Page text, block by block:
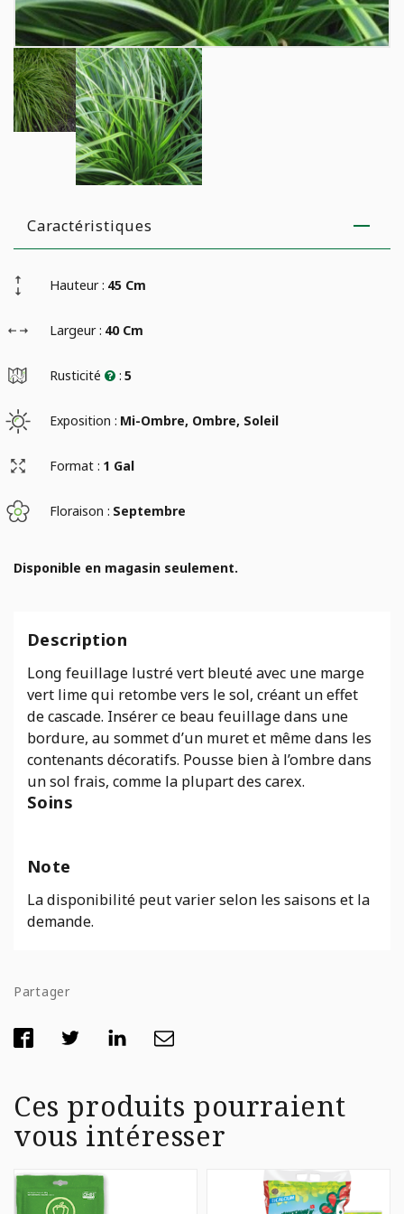
Caractéristiques
Hauteur : 45 Cm
Largeur : 40 Cm
Rusticité : 5
Exposition : Mi-Ombre, Ombre, Soleil
Format : 1 Gal
Floraison : Septembre
Disponible en magasin seulement.
Description
Long feuillage lustré vert bleuté avec une marge
vert lime qui retombe vers le sol, créant un effet
de cascade. Insérer ce beau feuillage dans une
bordure, au sommet d’un muret et même dans les
contenants décoratifs. Pousse bien à l’ombre dans
un sol frais, comme la plupart des carex.
Soins
Note
La disponibilité peut varier selon les saisons et la
demande.
Partager
Ces produits pourraient
vous intéresser